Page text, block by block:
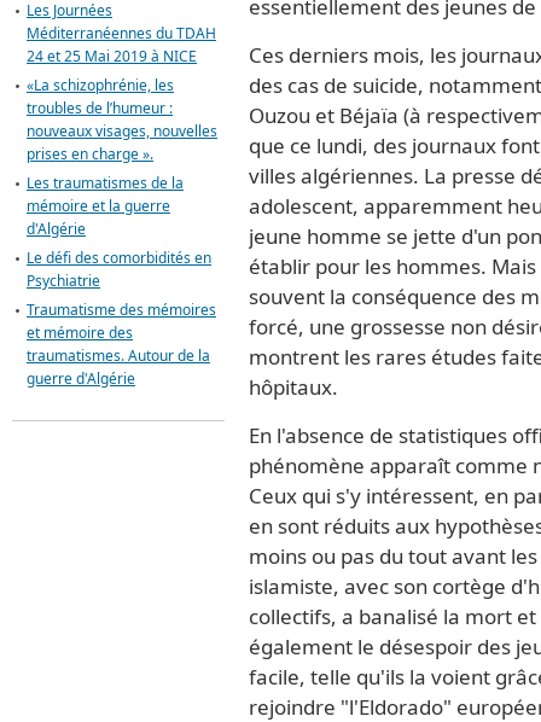
essentiellement des jeunes
Ces derniers mois, les
des cas de suicide,
Ouzou et Béjaïa (à
que ce lundi, des journaux
villes algériennes. La presse
adolescent, apparemment
jeune homme se jette d'un
établir pour les hommes.
souvent la conséquence des
forcé, une grossesse non
montrent les rares études
hôpitaux.
En l'absence de statistiques
phénomène apparaît comme
Ceux qui s'y intéressent, en
en sont réduits aux
moins ou pas du tout avant
islamiste, avec son cortège
collectifs, a banalisé la mort
également le désespoir des
facile, telle qu'ils la voient
rejoindre "l'Eldorado"
Les Journées
Méditerranéennes du TDAH
24 et 25 Mai 2019 à NICE
«La schizophrénie, les
troubles de l’humeur :
nouveaux visages, nouvelles
prises en charge ».
Les traumatismes de la
mémoire et la guerre
d'Algérie
Le défi des comorbidités en
Psychiatrie
Traumatisme des mémoires
et mémoire des
traumatismes. Autour de la
guerre d'Algérie